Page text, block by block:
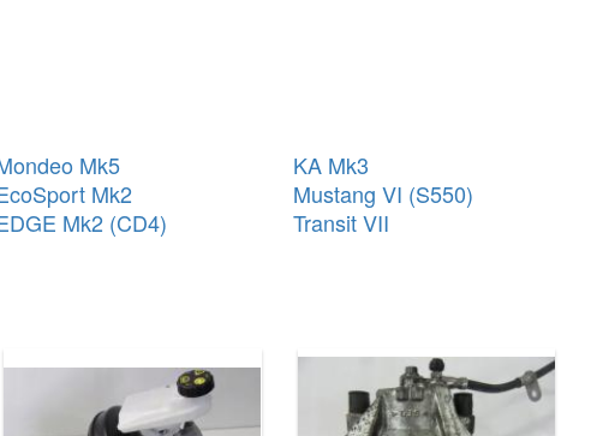
Mk5
Mk2
Mk2 (CD4)
KA Mk3
Mustang VI (S550)
Transit VII